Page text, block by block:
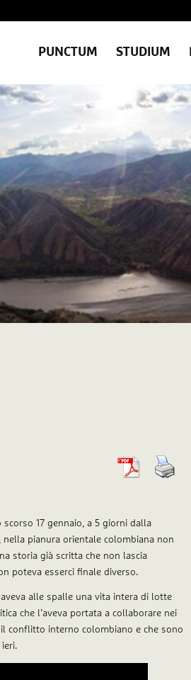
PUNCTUM STUDIUM
scorso 17 gennaio, a 5 giorni dalla
pianura orientale colombiana non
storia già scritta che non lascia
poteva esserci finale diverso.
alle spalle una vita intera di lotte
che l’aveva portata a collaborare nei
conflitto interno colombiano e che sono